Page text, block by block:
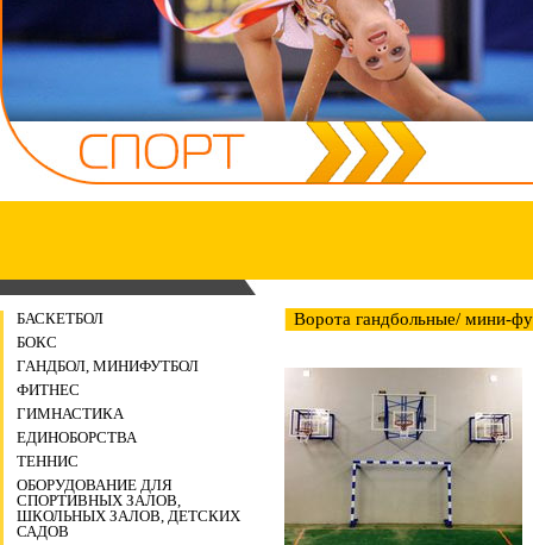
БАСКЕТБОЛ
БОКС
ГАНДБОЛ, МИНИФУТБОЛ
ФИТНЕС
ГИМНАСТИКА
ЕДИНОБОРСТВА
ТЕННИС
ОБОРУДОВАНИЕ ДЛЯ
СПОРТИВНЫХ ЗАЛОВ,
ШКОЛЬНЫХ ЗАЛОВ, ДЕТСКИХ
САДОВ
Ворота гандбольные/ мини-